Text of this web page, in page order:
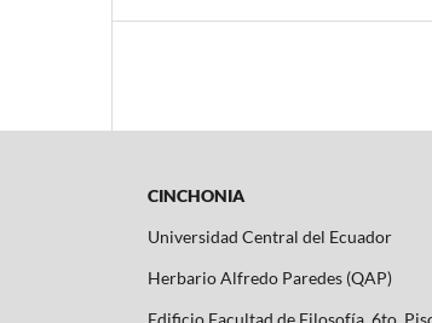
CINCHONIA
Universidad Central del Ecuador
Herbario Alfredo Paredes (QAP)